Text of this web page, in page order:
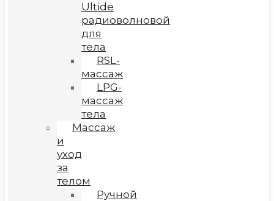
Ultide
радиоволновой
для
тела
RSL-
массаж
LPG-
массаж
тела
Массаж
и
уход
за
телом
Ручной